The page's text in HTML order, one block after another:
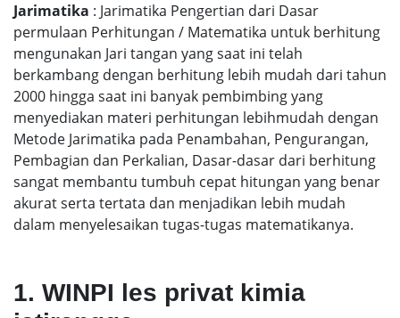
Jarimatika : Jarimatika Pengertian dari Dasar
permulaan Perhitungan / Matematika untuk berhitung
mengunakan Jari tangan yang saat ini telah
berkambang dengan berhitung lebih mudah dari tahun
2000 hingga saat ini banyak pembimbing yang
menyediakan materi perhitungan lebihmudah dengan
Metode Jarimatika pada Penambahan, Pengurangan,
Pembagian dan Perkalian, Dasar-dasar dari berhitung
sangat membantu tumbuh cepat hitungan yang benar
akurat serta tertata dan menjadikan lebih mudah
dalam menyelesaikan tugas-tugas matematikanya.
1. WINPI les privat kimia